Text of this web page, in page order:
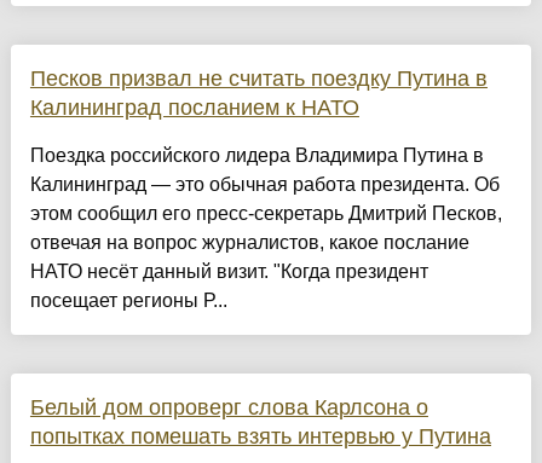
Песков призвал не считать поездку Путина в
Калининград посланием к НАТО
Поездка российского лидера Владимира Путина в
Калининград — это обычная работа президента. Об
этом сообщил его пресс-секретарь Дмитрий Песков,
отвечая на вопрос журналистов, какое послание
НАТО несёт данный визит. "Когда президент
посещает регионы Р...
Белый дом опроверг слова Карлсона о
попытках помешать взять интервью у Путина